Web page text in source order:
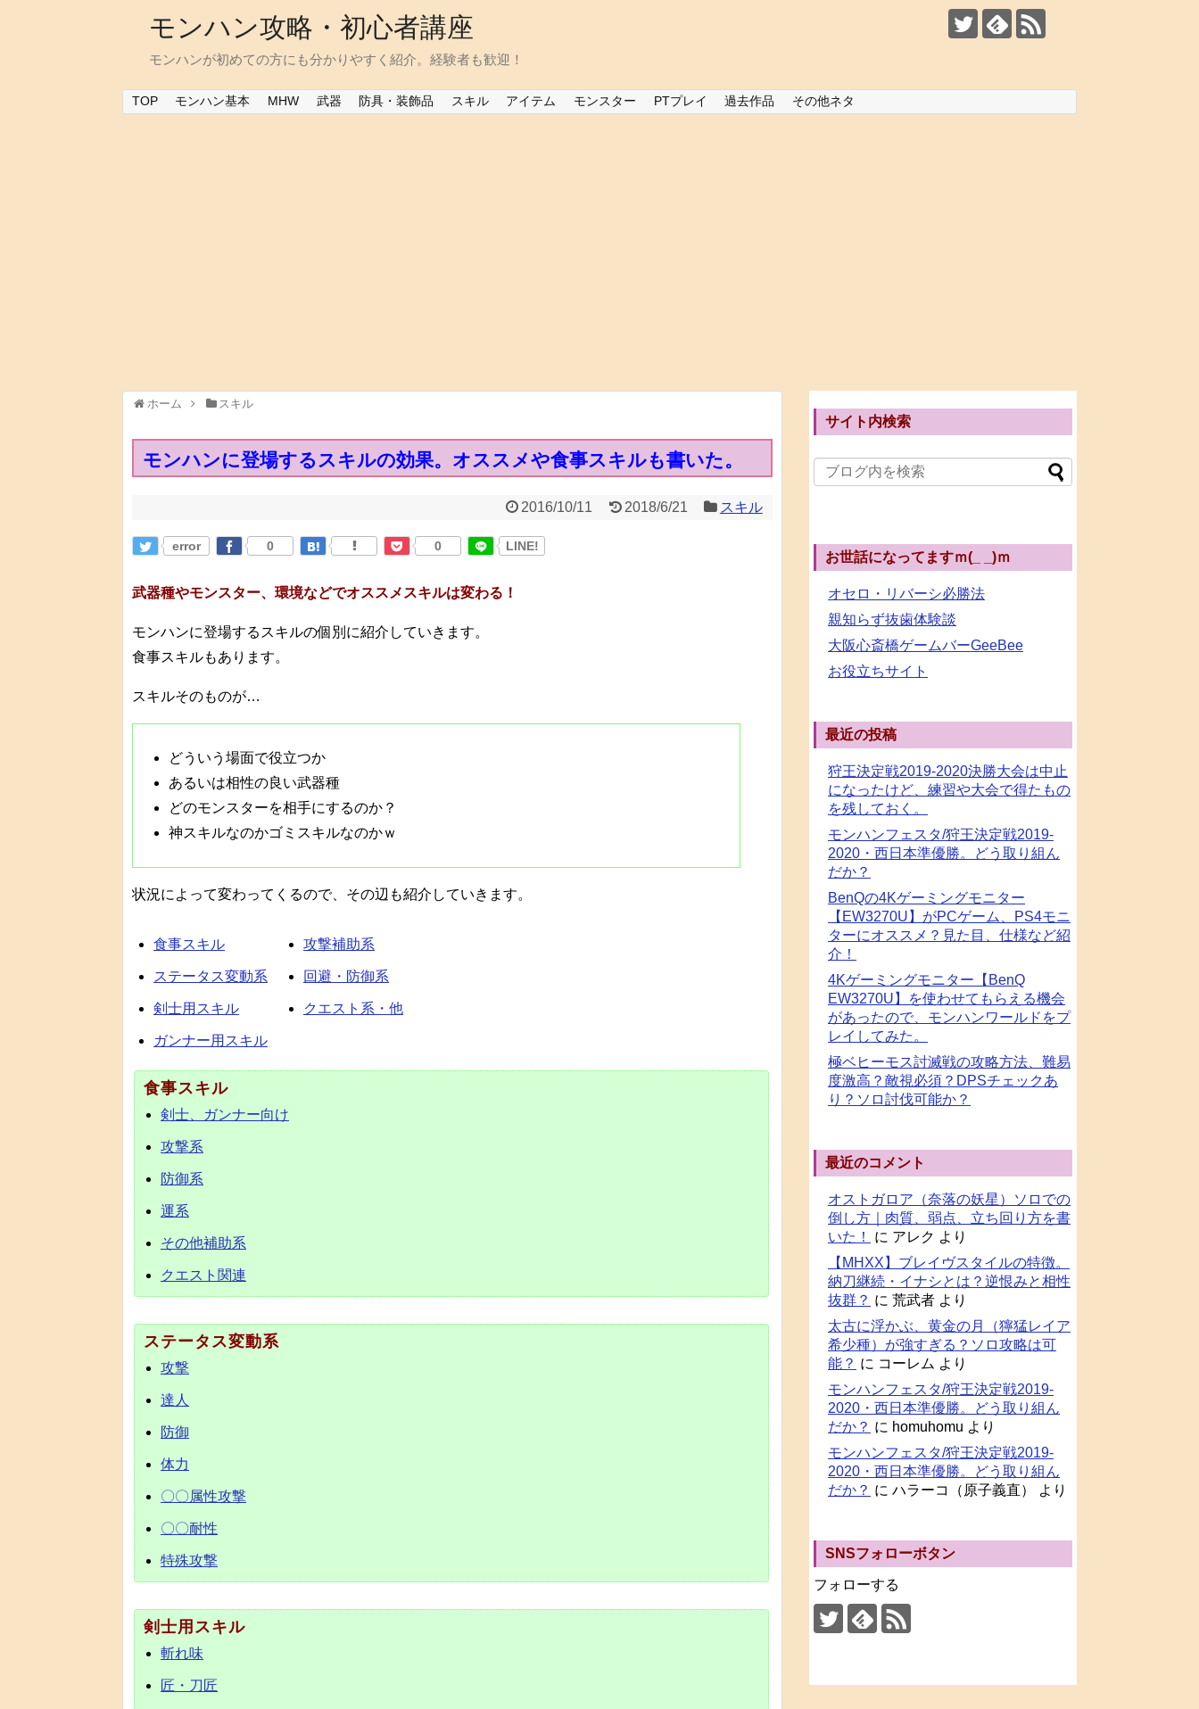
モンハン攻略・初心者講座
モンハンが初めての方にも分かりやすく紹介。経験者も歓迎！
TOP モンハン基本 MHW 武器 防具・装飾品 スキル アイテム モンスター PTプレイ 過去作品 その他ネタ
ホーム スキル
モンハンに登場するスキルの効果。オススメや食事スキルも書いた。
2016/10/11 2018/6/21 スキル
error 0 0 LINE!
武器種やモンスター、環境などでオススメスキルは変わる！
モンハンに登場するスキルの個別に紹介していきます。
食事スキルもあります。
スキルそのものが…
どういう場面で役立つか
あるいは相性の良い武器種
どのモンスターを相手にするのか？
神スキルなのかゴミスキルなのかｗ
状況によって変わってくるので、その辺も紹介していきます。
食事スキル
ステータス変動系
剣士用スキル
ガンナー用スキル
攻撃補助系
回避・防御系
クエスト系・他
食事スキル
剣士、ガンナー向け
攻撃系
防御系
運系
その他補助系
クエスト関連
ステータス変動系
攻撃
達人
防御
体力
〇〇属性攻撃
〇〇耐性
特殊攻撃
剣士用スキル
斬れ味
匠・刀匠
サイト内検索
お世話になってますｍ(_ _)ｍ
オセロ・リバーシ必勝法
親知らず抜歯体験談
大阪心斎橋ゲームバーGeeBee
お役立ちサイト
最近の投稿
狩王決定戦2019-2020決勝大会は中止
になったけど、練習や大会で得たもの
を残しておく。
モンハンフェスタ/狩王決定戦2019-
2020・西日本準優勝。どう取り組ん
だか？
BenQの4Kゲーミングモニター
【EW3270U】がPCゲーム、PS4モニ
ターにオススメ？見た目、仕様など紹
介！
4Kゲーミングモニター【BenQ
EW3270U】を使わせてもらえる機会
があったので、モンハンワールドをプ
レイしてみた。
極ベヒーモス討滅戦の攻略方法、難易
度激高？敵視必須？DPSチェックあ
り？ソロ討伐可能か？
最近のコメント
オストガロア（奈落の妖星）ソロでの
倒し方｜肉質、弱点、立ち回り方を書
いた！
に アレク より
【MHXX】ブレイヴスタイルの特徴。
納刀継続・イナシとは？逆恨みと相性
抜群？ に 荒武者 より
太古に浮かぶ、黄金の月（獰猛レイア
希少種）が強すぎる？ソロ攻略は可
能？ に コーレム より
モンハンフェスタ/狩王決定戦2019-
2020・西日本準優勝。どう取り組ん
だか？ に homuhomu より
モンハンフェスタ/狩王決定戦2019-
2020・西日本準優勝。どう取り組ん
だか？ に ハラーコ（原子義直） より
SNSフォローボタン
フォローする